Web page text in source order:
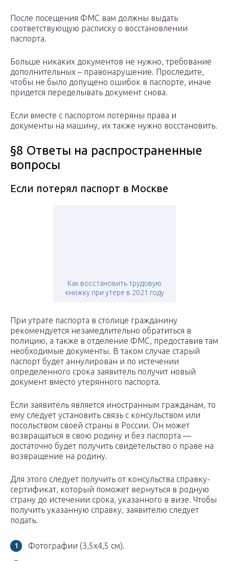
После посещения ФМС вам должны выдать
соответствующую расписку о восстановлении
паспорта.
Больше никаких документов не нужно, требование
дополнительных – правонарушение. Проследите,
чтобы не было допущено ошибок в паспорте, иначе
придется переделывать документ снова.
Если вместе с паспортом потеряны права и
документы на машину, их также нужно восстановить.
§8 Ответы на распространенные
вопросы
Если потерял паспорт в Москве
Как восстановить трудовую
книжку при утере в 2021 году
При утрате паспорта в столице гражданину
рекомендуется незамедлительно обратиться в
полицию, а также в отделение ФМС, предоставив там
необходимые документы. В таком случае старый
паспорт будет аннулирован и по истечении
определенного срока заявитель получит новый
документ вместо утерянного паспорта.
Если заявитель является иностранным гражданам, то
ему следует установить связь с консульством или
посольством своей страны в России. Он может
возвращаться в свою родину и без паспорта —
достаточно будет получить свидетельство о праве на
возвращение на родину.
Для этого следует получить от консульства справку-
сертификат, который поможет вернуться в родную
страну до истечении срока, указанного в визе. Чтобы
получить указанную справку, заявителю следует
подать.
Фотографии (3,5х4,5 см).